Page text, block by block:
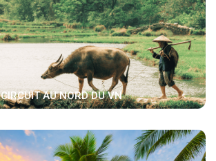
CIRCUIT AU NORD DU VN